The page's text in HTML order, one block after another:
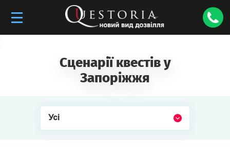
Сценарії квестів у
Запоріжжя
Усі